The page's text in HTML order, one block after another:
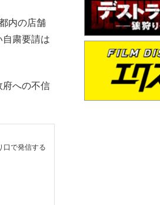
内の店舗
粛要請は
への不信
口で発信する